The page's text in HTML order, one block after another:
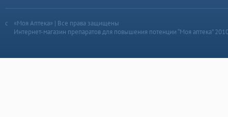
«Моя Аптека» | Все права защищены
Интернет-магазин препаратов для повышения потенции “Моя аптека”